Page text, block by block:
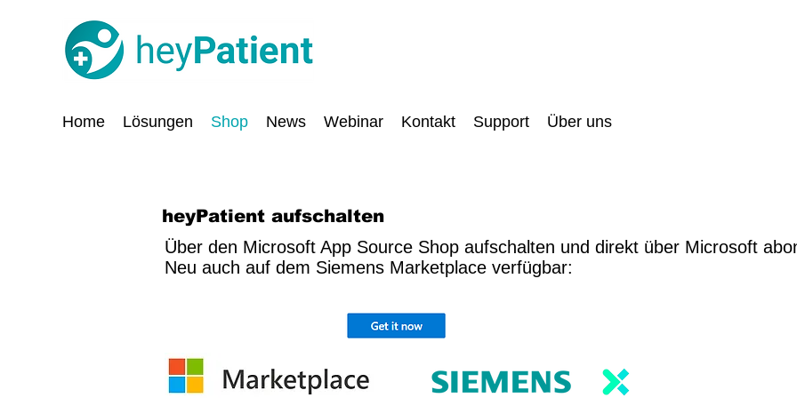
Home Lösungen Shop News Webinar Kontakt Support Über uns
heyPatient aufschalten
Über den Microsoft App Source Shop aufschalten und direkt über Microsoft
Neu auch auf dem Siemens Marketplace verfügbar: